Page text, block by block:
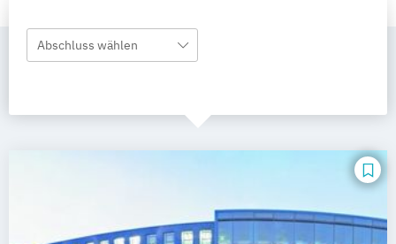
Abschluss wählen